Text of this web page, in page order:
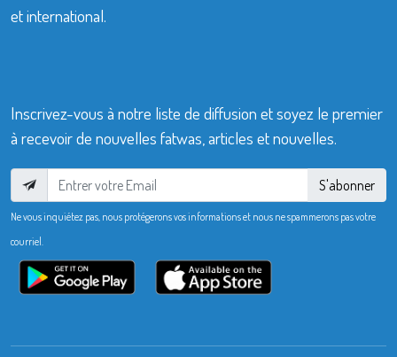
et international.
Inscrivez-vous à notre liste de diffusion et soyez le premier
à recevoir de nouvelles fatwas, articles et nouvelles.
S'abonner
Ne vous inquiétez pas, nous protégerons vos informations et nous ne spammerons pas votre
courriel.